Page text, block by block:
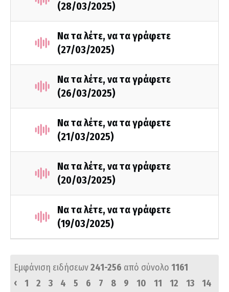
(28/03/2025)
Να τα λέτε, να τα γράφετε
(27/03/2025)
Να τα λέτε, να τα γράφετε
(26/03/2025)
Να τα λέτε, να τα γράφετε
(21/03/2025)
Να τα λέτε, να τα γράφετε
(20/03/2025)
Να τα λέτε, να τα γράφετε
(19/03/2025)
Εμφάνιση ειδήσεων241-256 από σύνολο 1161
‹
1 2 3 4 5 6 7 8 9 10 11 12 13
14